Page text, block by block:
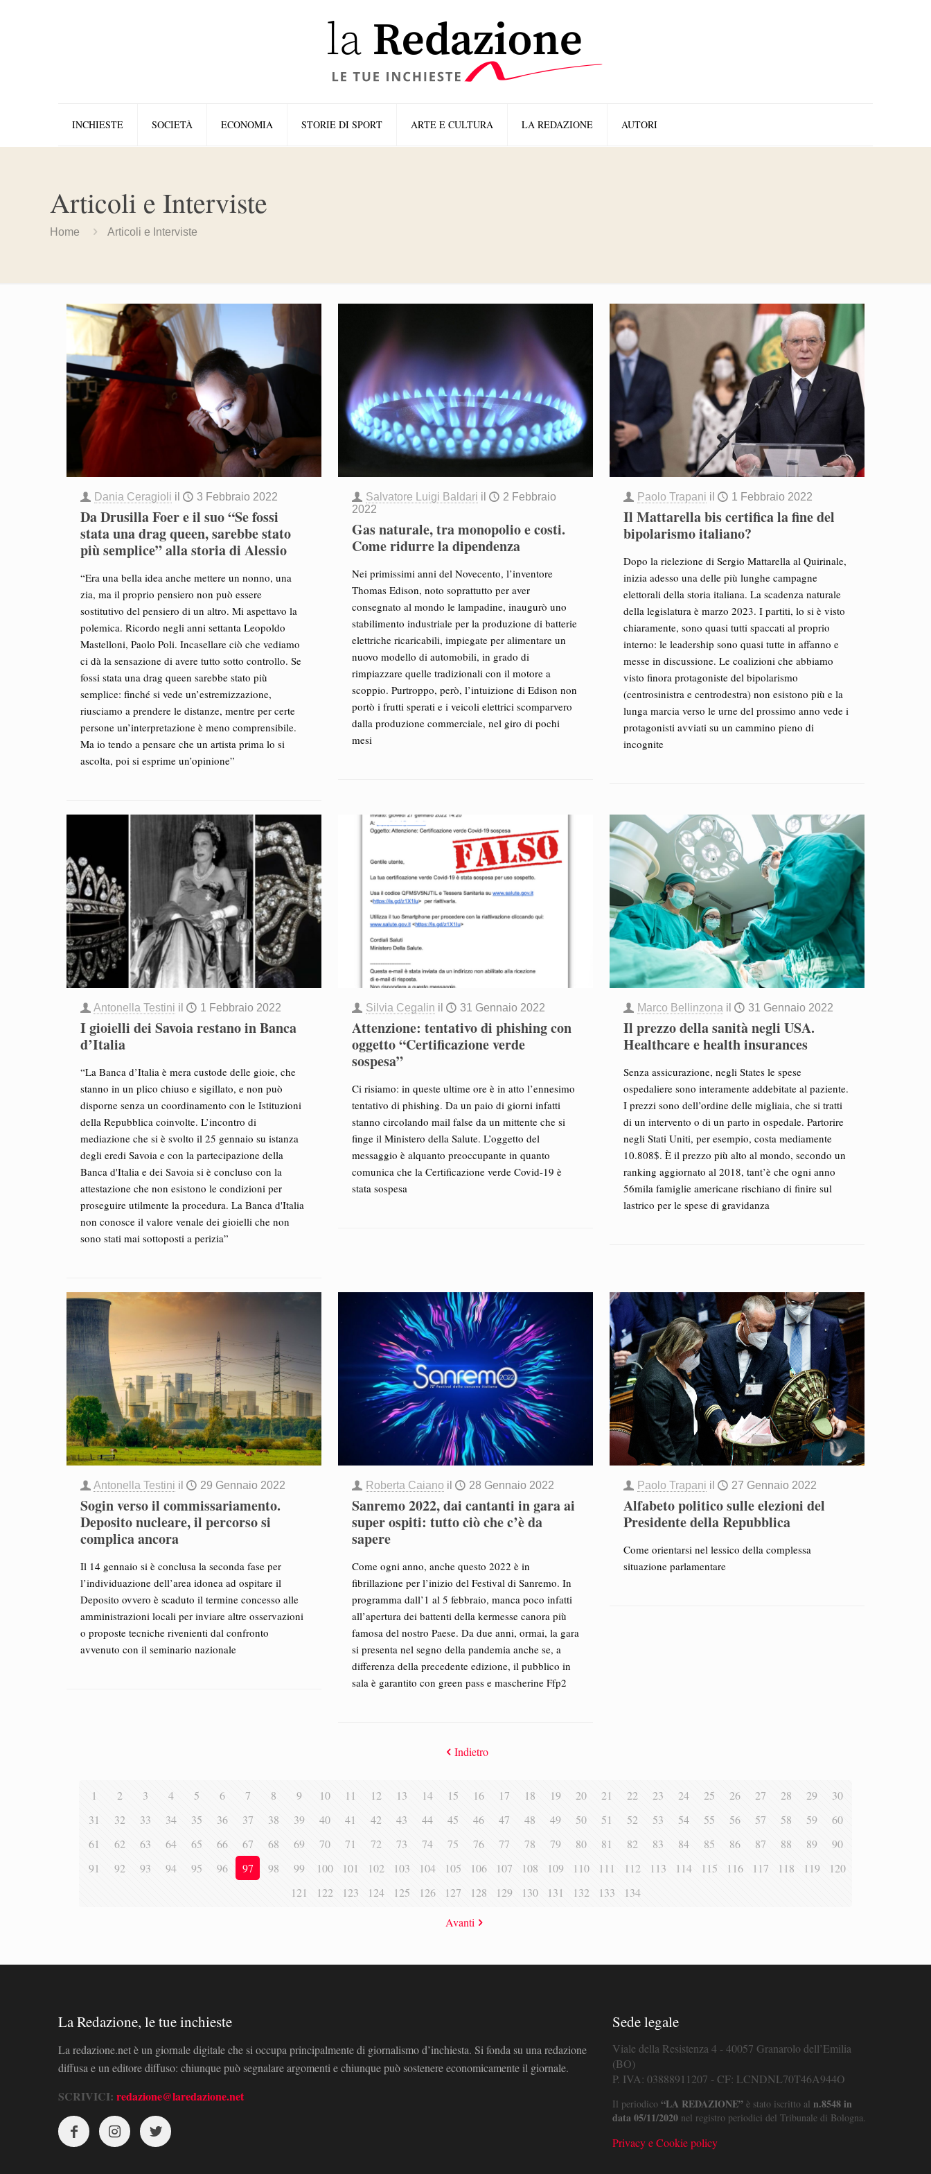
INCHIESTE SOCIETÀ ECONOMIA STORIE DI SPORT ARTE E CULTURA LA REDAZIONE AUTORI
Articoli e Interviste
Home Articoli e Interviste
Dania Ceragioli il 3 Febbraio 2022
Da Drusilla Foer e il suo “Se fossi
stata una drag queen, sarebbe stato
più semplice” alla storia di Alessio
“Era una bella idea anche mettere un nonno, una
zia, ma il proprio pensiero non può essere
sostitutivo del pensiero di un altro. Mi aspettavo la
polemica. Ricordo negli anni settanta Leopoldo
Mastelloni, Paolo Poli. Incasellare ciò che vediamo
ci dà la sensazione di avere tutto sotto controllo. Se
fossi stata una drag queen sarebbe stato più
semplice: finché si vede un’estremizzazione,
riusciamo a prendere le distanze, mentre per certe
persone un’interpretazione è meno comprensibile.
Ma io tendo a pensare che un artista prima lo si
ascolta, poi si esprime un’opinione”
Salvatore Luigi Baldari il
2 Febbraio
2022
Gas naturale, tra monopolio e costi.
Come ridurre la dipendenza
Nei primissimi anni del Novecento, l’inventore
Thomas Edison, noto soprattutto per aver
consegnato al mondo le lampadine, inaugurò uno
stabilimento industriale per la produzione di batterie
elettriche ricaricabili, impiegate per alimentare un
nuovo modello di automobili, in grado di
rimpiazzare quelle tradizionali con il motore a
scoppio. Purtroppo, però, l’intuizione di Edison non
portò i frutti sperati e i veicoli elettrici scomparvero
dalla produzione commerciale, nel giro di pochi
mesi
Paolo Trapani il 1 Febbraio 2022
Il Mattarella bis certifica la fine del
bipolarismo italiano?
Dopo la rielezione di Sergio Mattarella al Quirinale,
inizia adesso una delle più lunghe campagne
elettorali della storia italiana. La scadenza naturale
della legislatura è marzo 2023. I partiti, lo si è visto
chiaramente, sono quasi tutti spaccati al proprio
interno: le leadership sono quasi tutte in affanno e
messe in discussione. Le coalizioni che abbiamo
visto finora protagoniste del bipolarismo
(centrosinistra e centrodestra) non esistono più e la
lunga marcia verso le urne del prossimo anno vede i
protagonisti avviati su un cammino pieno di
incognite
Antonella Testini il 1 Febbraio 2022
I gioielli dei Savoia restano in Banca
d’Italia
“La Banca d’Italia è mera custode delle gioie, che
stanno in un plico chiuso e sigillato, e non può
disporne senza un coordinamento con le Istituzioni
della Repubblica coinvolte. L’incontro di
mediazione che si è svolto il 25 gennaio su istanza
degli eredi Savoia e con la partecipazione della
Banca d'Italia e dei Savoia si è concluso con la
attestazione che non esistono le condizioni per
proseguire utilmente la procedura. La Banca d'Italia
non conosce il valore venale dei gioielli che non
sono stati mai sottoposti a perizia”
Silvia Cegalin il 31 Gennaio 2022
Attenzione: tentativo di phishing con
oggetto “Certificazione verde
sospesa”
Ci risiamo: in queste ultime ore è in atto l’ennesimo
tentativo di phishing. Da un paio di giorni infatti
stanno circolando mail false da un mittente che si
finge il Ministero della Salute. L’oggetto del
messaggio è alquanto preoccupante in quanto
comunica che la Certificazione verde Covid-19 è
stata sospesa
Marco Bellinzona il 31 Gennaio 2022
Il prezzo della sanità negli USA.
Healthcare e health insurances
Senza assicurazione, negli States le spese
ospedaliere sono interamente addebitate al paziente.
I prezzi sono dell’ordine delle migliaia, che si tratti
di un intervento o di un parto in ospedale. Partorire
negli Stati Uniti, per esempio, costa mediamente
10.808$. È il prezzo più alto al mondo, secondo un
ranking aggiornato al 2018, tant’è che ogni anno
56mila famiglie americane rischiano di finire sul
lastrico per le spese di gravidanza
Antonella Testini il 29 Gennaio 2022
Sogin verso il commissariamento.
Deposito nucleare, il percorso si
complica ancora
Il 14 gennaio si è conclusa la seconda fase per
l’individuazione dell’area idonea ad ospitare il
Deposito ovvero è scaduto il termine concesso alle
amministrazioni locali per inviare altre osservazioni
o proposte tecniche rivenienti dal confronto
avvenuto con il seminario nazionale
Roberta Caiano il 28 Gennaio 2022
Sanremo 2022, dai cantanti in gara ai
super ospiti: tutto ciò che c’è da
sapere
Come ogni anno, anche questo 2022 è in
fibrillazione per l’inizio del Festival di Sanremo. In
programma dall’1 al 5 febbraio, manca poco infatti
all’apertura dei battenti della kermesse canora più
famosa del nostro Paese. Da due anni, ormai, la gara
si presenta nel segno della pandemia anche se, a
differenza della precedente edizione, il pubblico in
sala è garantito con green pass e mascherine Ffp2
Paolo Trapani il 27 Gennaio 2022
Alfabeto politico sulle elezioni del
Presidente della Repubblica
Come orientarsi nel lessico della complessa
situazione parlamentare
Indietro
1 2 3 4 5 6 7 8 9 10 11 12 13 14 15 16 17 18 19 20 21 22 23 24 25 26 27 28 29
30
31
32 33 34 35 36 37 38 39 40 41 42 43 44 45 46 47 48 49 50 51 52 53 54 55 56 57 58 59
60
61
62 63 64 65 66 67 68 69 70 71 72 73 74 75 76 77 78 79 80 81 82 83 84 85 86 87 88 89
90
91
92 93 94 95 96 97 98 99 100 101 102 103 104 105 106 107 108 109 110 111 112 113 114 115 116 117 118 119
120
121
122 123 124 125 126 127 128 129 130 131 132 133 134
Avanti
La Redazione, le tue inchieste
La redazione.net è un giornale digitale che si occupa principalmente di giornalismo d’inchiesta. Si fonda su una redazione
diffusa e un editore diffuso: chiunque può segnalare argomenti e chiunque può sostenere economicamente il giornale.
SCRIVICI: redazione@laredazione.net
Sede legale
Viale della Resistenza 4 - 40057 Granarolo dell’Emilia
(BO)
P. IVA: 03888911207 - CF: LCNDNL70T46A944O
Il periodico “LA REDAZIONE”è stato iscritto al n.8548 in
data 05/11/2020nel registro periodici del Tribunale di Bologna.
Privacy e Cookie policy